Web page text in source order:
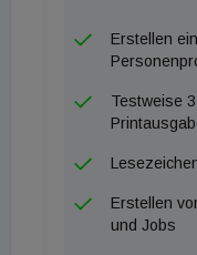
Besichtigungen,
den
Funktionen zur
Service- und
Erstellen
Testweise
Erstellen
und Jobs